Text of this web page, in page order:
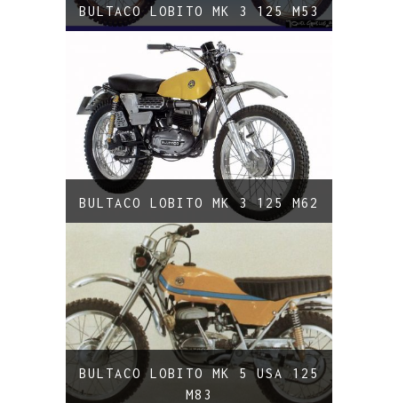
BULTACO LOBITO MK 3 125 M53
BULTACO LOBITO MK 3 125 M62
BULTACO LOBITO MK 5 USA 125
M83